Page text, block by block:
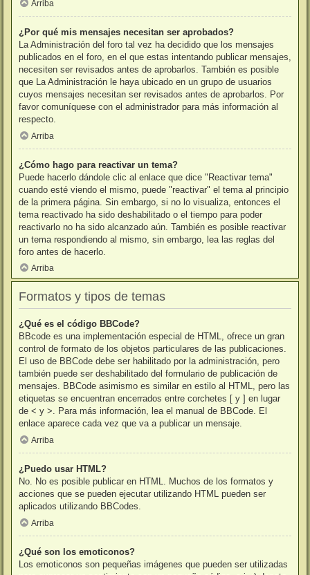
Arriba
¿Por qué mis mensajes necesitan ser aprobados?
La Administración del foro tal vez ha decidido que los mensajes
publicados en el foro, en el que estas intentando publicar mensajes,
necesiten ser revisados antes de aprobarlos. También es posible
que La Administración le haya ubicado en un grupo de usuarios
cuyos mensajes necesitan ser revisados antes de aprobarlos. Por
favor comuníquese con el administrador para más información al
respecto.
Arriba
¿Cómo hago para reactivar un tema?
Puede hacerlo dándole clic al enlace que dice "Reactivar tema"
cuando esté viendo el mismo, puede "reactivar" el tema al principio
de la primera página. Sin embargo, si no lo visualiza, entonces el
tema reactivado ha sido deshabilitado o el tiempo para poder
reactivarlo no ha sido alcanzado aún. También es posible reactivar
un tema respondiendo al mismo, sin embargo, lea las reglas del
foro antes de hacerlo.
Arriba
Formatos y tipos de temas
¿Qué es el código BBCode?
BBcode es una implementación especial de HTML, ofrece un gran
control de formato de los objetos particulares de las publicaciones.
El uso de BBCode debe ser habilitado por la administración, pero
también puede ser deshabilitado del formulario de publicación de
mensajes. BBCode asimismo es similar en estilo al HTML, pero las
etiquetas se encuentran encerrados entre corchetes [ y ] en lugar
de < y >. Para más información, lea el manual de BBCode. El
enlace aparece cada vez que va a publicar un mensaje.
Arriba
¿Puedo usar HTML?
No. No es posible publicar en HTML. Muchos de los formatos y
acciones que se pueden ejecutar utilizando HTML pueden ser
aplicados utilizando BBCodes.
Arriba
¿Qué son los emoticonos?
Los emoticonos son pequeñas imágenes que pueden ser utilizadas